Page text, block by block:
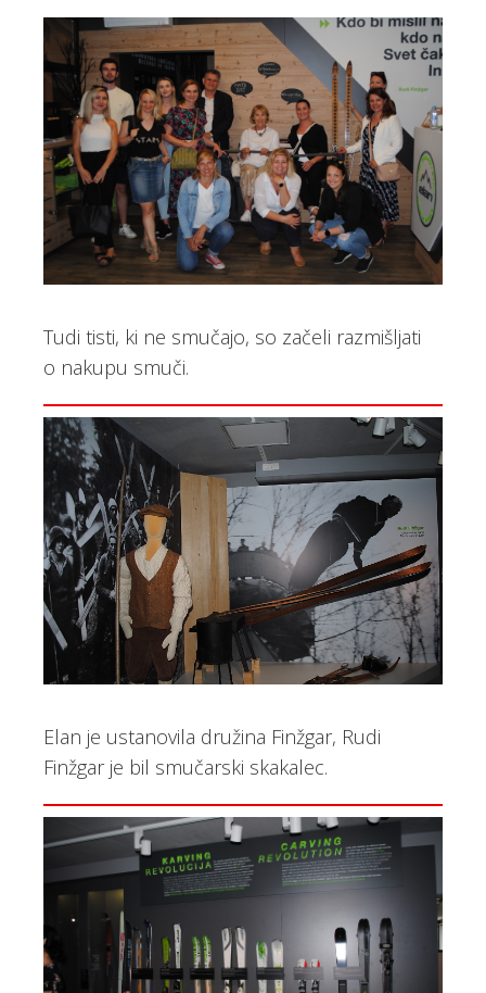
Tudi tisti, ki ne smučajo, so začeli razmišljati
o nakupu smuči.
Elan je ustanovila družina Finžgar, Rudi
Finžgar je bil smučarski skakalec.